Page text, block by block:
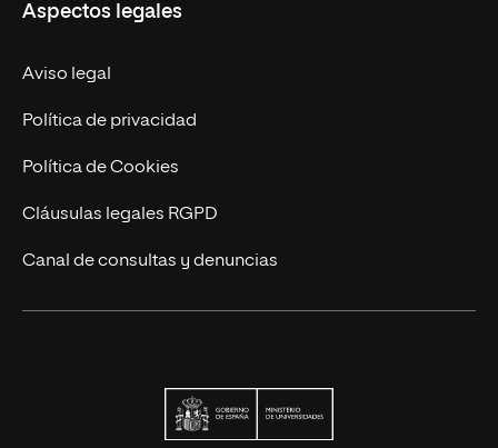
Trabaja en UNIR
Actualidad
Contacto
Aspectos legales
Aviso legal
Política de privacidad
Política de Cookies
Cláusulas legales RGPD
Canal de consultas y denuncias